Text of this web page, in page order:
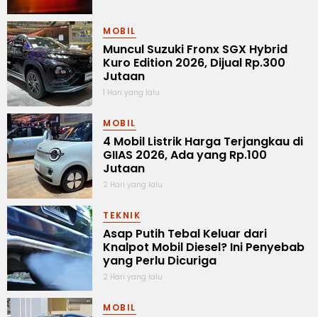
MOBIL
Muncul Suzuki Fronx SGX Hybrid
Kuro Edition 2026, Dijual Rp.300
Jutaan
1 Hari yang lalu
MOBIL
4 Mobil Listrik Harga Terjangkau di
GIIAS 2026, Ada yang Rp.100
Jutaan
2 Hari yang lalu
TEKNIK
Asap Putih Tebal Keluar dari
Knalpot Mobil Diesel? Ini Penyebab
yang Perlu Dicuriga
2 Hari yang lalu
MOBIL